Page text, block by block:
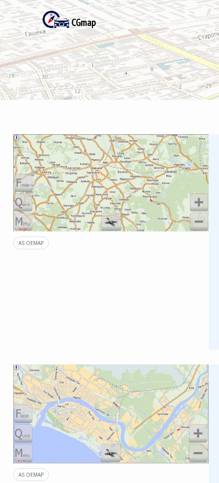
CGmap
AS OEMAP
AS OEMAP